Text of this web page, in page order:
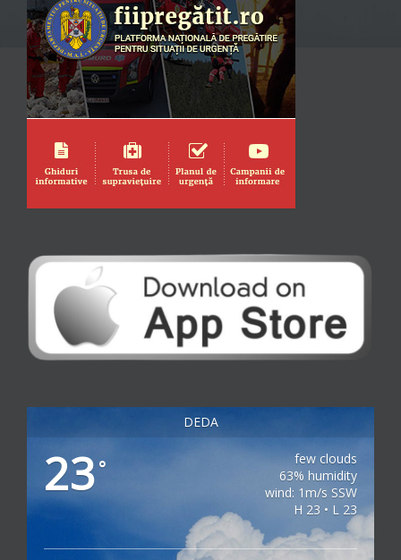
DEDA
23°
few clouds
63% humidity
wind: 1m/s SSW
H 23 • L 23